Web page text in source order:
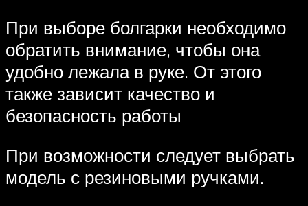
При выборе болгарки необходимо
обратить внимание, чтобы она
удобно лежала в руке. От этого
также зависит качество и
безопасность работы
При возможности следует выбрать
модель с резиновыми ручками.